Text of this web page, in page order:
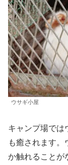
ウサギ小屋
キャンプ場では
も癒されます。
か触れることが